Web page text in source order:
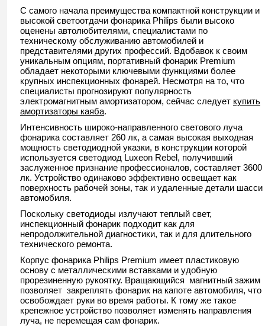
С самого начала преимущества компактной конструкции и
высокой светоотдачи фонарика Philips были высоко
оценены автолюбителями, специалистами по
техническому обслуживанию автомобилей и
представителями других профессий. Вдобавок к своим
уникальным опциям, портативный фонарик Premium
обладает некоторыми ключевыми функциями более
крупных инспекционных фонарей. Несмотря на то, что
специалисты прогнозируют популярность
электромагнитным амортизатором, сейчас следует купить
амортизаторы каяба.
Интенсивность широко-направленного светового луча
фонарика составляет 260 лк, а самая высокая выходная
мощность светодиодной указки, в конструкции которой
используется светодиод Luxeon Rebel, получивший
заслуженное признание профессионалов, составляет 3600
лк. Устройство одинаково эффективно освещает как
поверхность рабочей зоны, так и удаленные детали шасси
автомобиля.
Поскольку светодиоды излучают теплый свет,
инспекционный фонарик подходит как для
непродолжительной диагностики, так и для длительного
технического ремонта.
Корпус фонарика Philips Premium имеет пластиковую
основу с металлическими вставками и удобную
прорезиненную рукоятку. Вращающийся магнитный зажим
позволяет закреплять фонарик на капоте автомобиля, что
освобождает руки во время работы. К тому же такое
крепежное устройство позволяет изменять направления
луча, не перемещая сам фонарик.